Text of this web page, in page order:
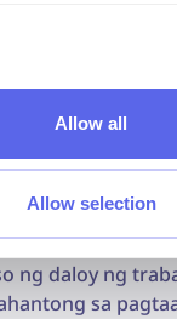
Allow all
Allow selection
na
Awtomasyon ng
at padaliin
ng daloy ng
sa